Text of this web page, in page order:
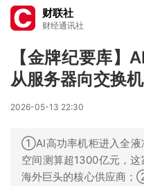
财联社
财经通讯社
【金牌纪要库】
从服务器向交换
2026-05-13 22:30
①AI高功率机柜进入全液
空间测算超1300亿元，
海外巨头的核心供应商